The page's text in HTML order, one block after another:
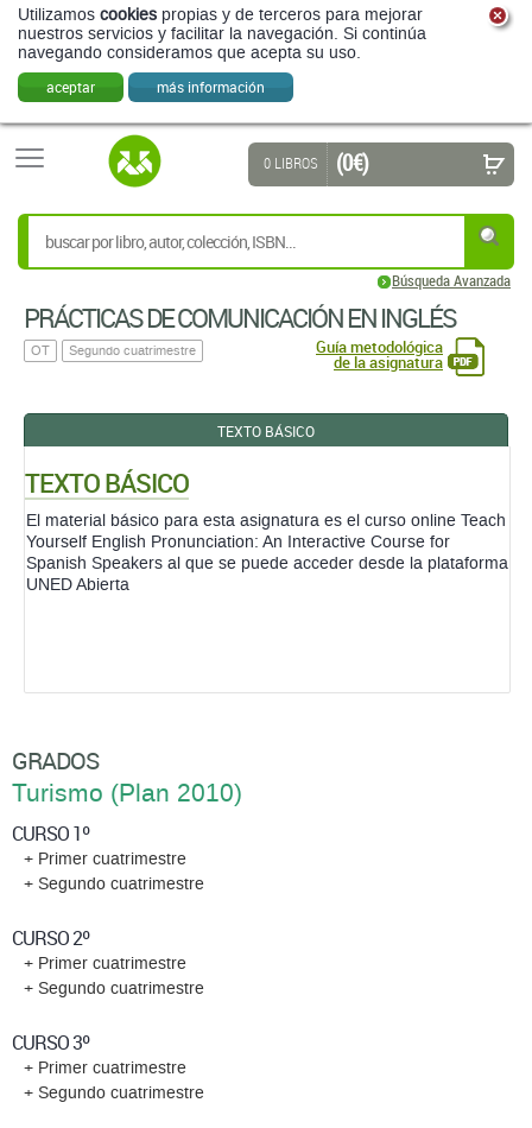
Utilizamos cookies propias y de terceros para mejorar
nuestros servicios y facilitar la navegación. Si continúa
navegando consideramos que acepta su uso.
aceptar más información
Búsqueda Avanzada
0 LIBROS (0 €)
PRÁCTICAS DE COMUNICACIÓN EN INGLÉS
OT Segundo cuatrimestre Guía metodológica
de la asignatura
TEXTO BÁSICO
TEXTO BÁSICO
El material básico para esta asignatura es el curso online Teach
Yourself English Pronunciation: An Interactive Course for
Spanish Speakers al que se puede acceder desde la plataforma
UNED Abierta
GRADOS
Turismo (Plan 2010)
CURSO 1º
+ Primer cuatrimestre
+ Segundo cuatrimestre
CURSO 2º
+ Primer cuatrimestre
+ Segundo cuatrimestre
CURSO 3º
+ Primer cuatrimestre
+ Segundo cuatrimestre